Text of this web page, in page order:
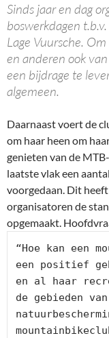
Sinds jaar en dag
boswerkdagen
Lage Vuursche. Om
en anderen ook
een bijdrage te
algemeen.
Daarnaast voert de
om haar heen om
genieten van de
laatste vlak een
voorgedaan. Dit
organisatoren de
opgemaakt.
“Hoe kan een
een positief
en al haar
de gebieden